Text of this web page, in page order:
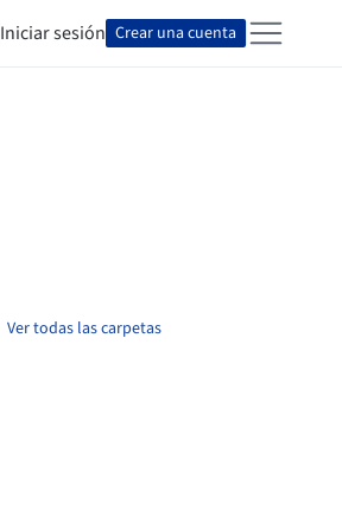
Iniciar sesión Crear una cuenta
Ver todas las carpetas